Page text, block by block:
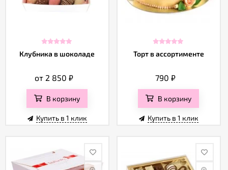
Клубника в шоколаде
от 2 850₽
В корзину
Купить в 1 клик
Торт в ассортименте
790₽
В корзину
Купить в 1 клик